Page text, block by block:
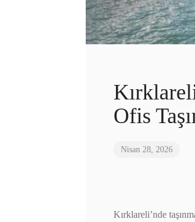
Ofis
Nisan 28, 2026
Kırklareli’nde